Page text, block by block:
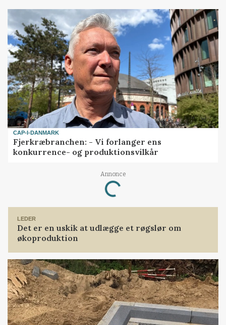
CAP-I-DANMARK
Fjerkræbranchen: - Vi forlanger ens
konkurrence- og produktionsvilkår
Annonce
Loading...
LEDER
Det er en uskik at udlægge et røgslør om
økoproduktion